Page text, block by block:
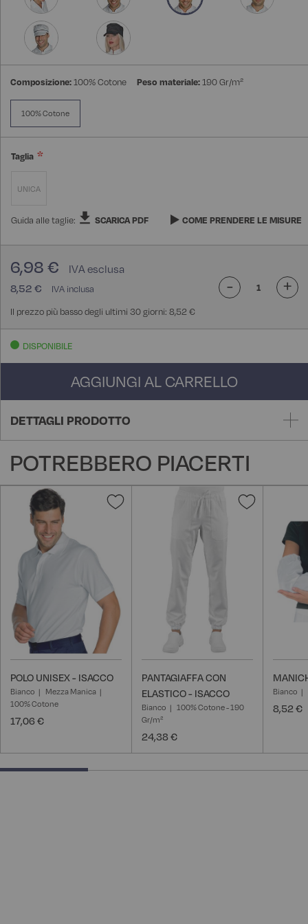
Composizione:100% Cotone Peso materiale:190 Gr/m²
100% Cotone
Taglia
UNICA
Guida alle taglie: SCARICA PDF COME PRENDERE LE MISURE
8,52 €
6,98 €
Il prezzo più basso degli ultimi 30 giorni: 8,52 €
- +
DISPONIBILE
AGGIUNGI AL CARRELLO
DETTAGLI PRODOTTO
POTREBBERO PIACERTI
Aggiungi
POLO UNISEX - ISACCO
Bianco
Mezza Manica
100% Cotone
17,06 €
Aggiungi
desideri
PANTAGIAFFA CON
ELASTICO - ISACCO
Bianco
100% Cotone - 190
Gr/m²
24,38 €
Bianco
8,52 €
28.57142857142857% completed